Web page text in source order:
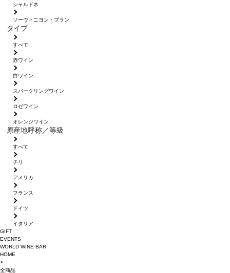
シャルドネ
ソーヴィニヨン・ブラン
タイプ
すべて
赤ワイン
白ワイン
スパークリングワイン
ロゼワイン
オレンジワイン
原産地呼称／等級
すべて
チリ
アメリカ
フランス
ドイツ
イタリア
GIFT
EVENTS
WORLD WINE BAR
HOME
>
全商品